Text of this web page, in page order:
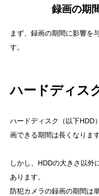
録画の期
まず、録画の期間に影響を
す。
ハードディス
ハードディスク（以下HDD
画できる期間は長くなります
しかし、HDDの大きさ以外
あります。
防犯カメラの録画の期間は